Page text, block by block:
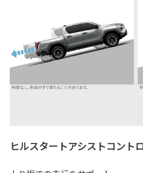
ヒルスタートアシストコント